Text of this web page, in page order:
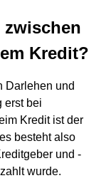
zwischen
Kredit?
Darlehen und
erst bei
Kredit ist der
besteht also
und -
wurde.